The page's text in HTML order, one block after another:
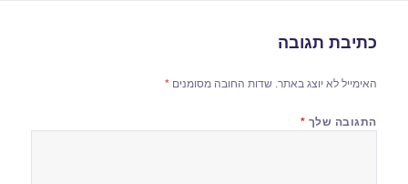
כתיבת תגובה
האימייל לא יוצג באתר. שדות החובה מסומנים*
התגובה שלך *